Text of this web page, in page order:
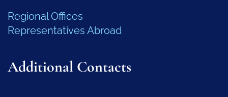
Regional Offices
Representatives Abroad
Additional Contacts